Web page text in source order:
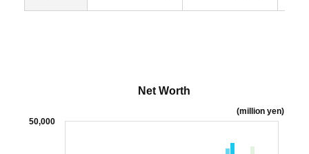
Net Worth
50,000
(million yen)